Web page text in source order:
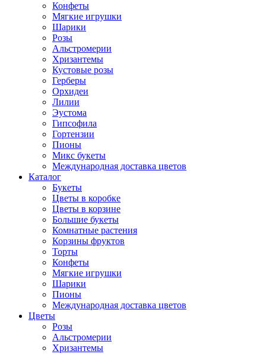
Конфеты
Мягкие игрушки
Шарики
Розы
Альстромерии
Хризантемы
Кустовые розы
Герберы
Орхидеи
Лилии
Эустома
Гипсофила
Гортензии
Пионы
Микс букеты
Международная доставка цветов
Каталог
Букеты
Цветы в коробке
Цветы в корзине
Большие букеты
Комнатные растения
Корзины фруктов
Торты
Конфеты
Мягкие игрушки
Шарики
Пионы
Международная доставка цветов
Цветы
Розы
Альстромерии
Хризантемы